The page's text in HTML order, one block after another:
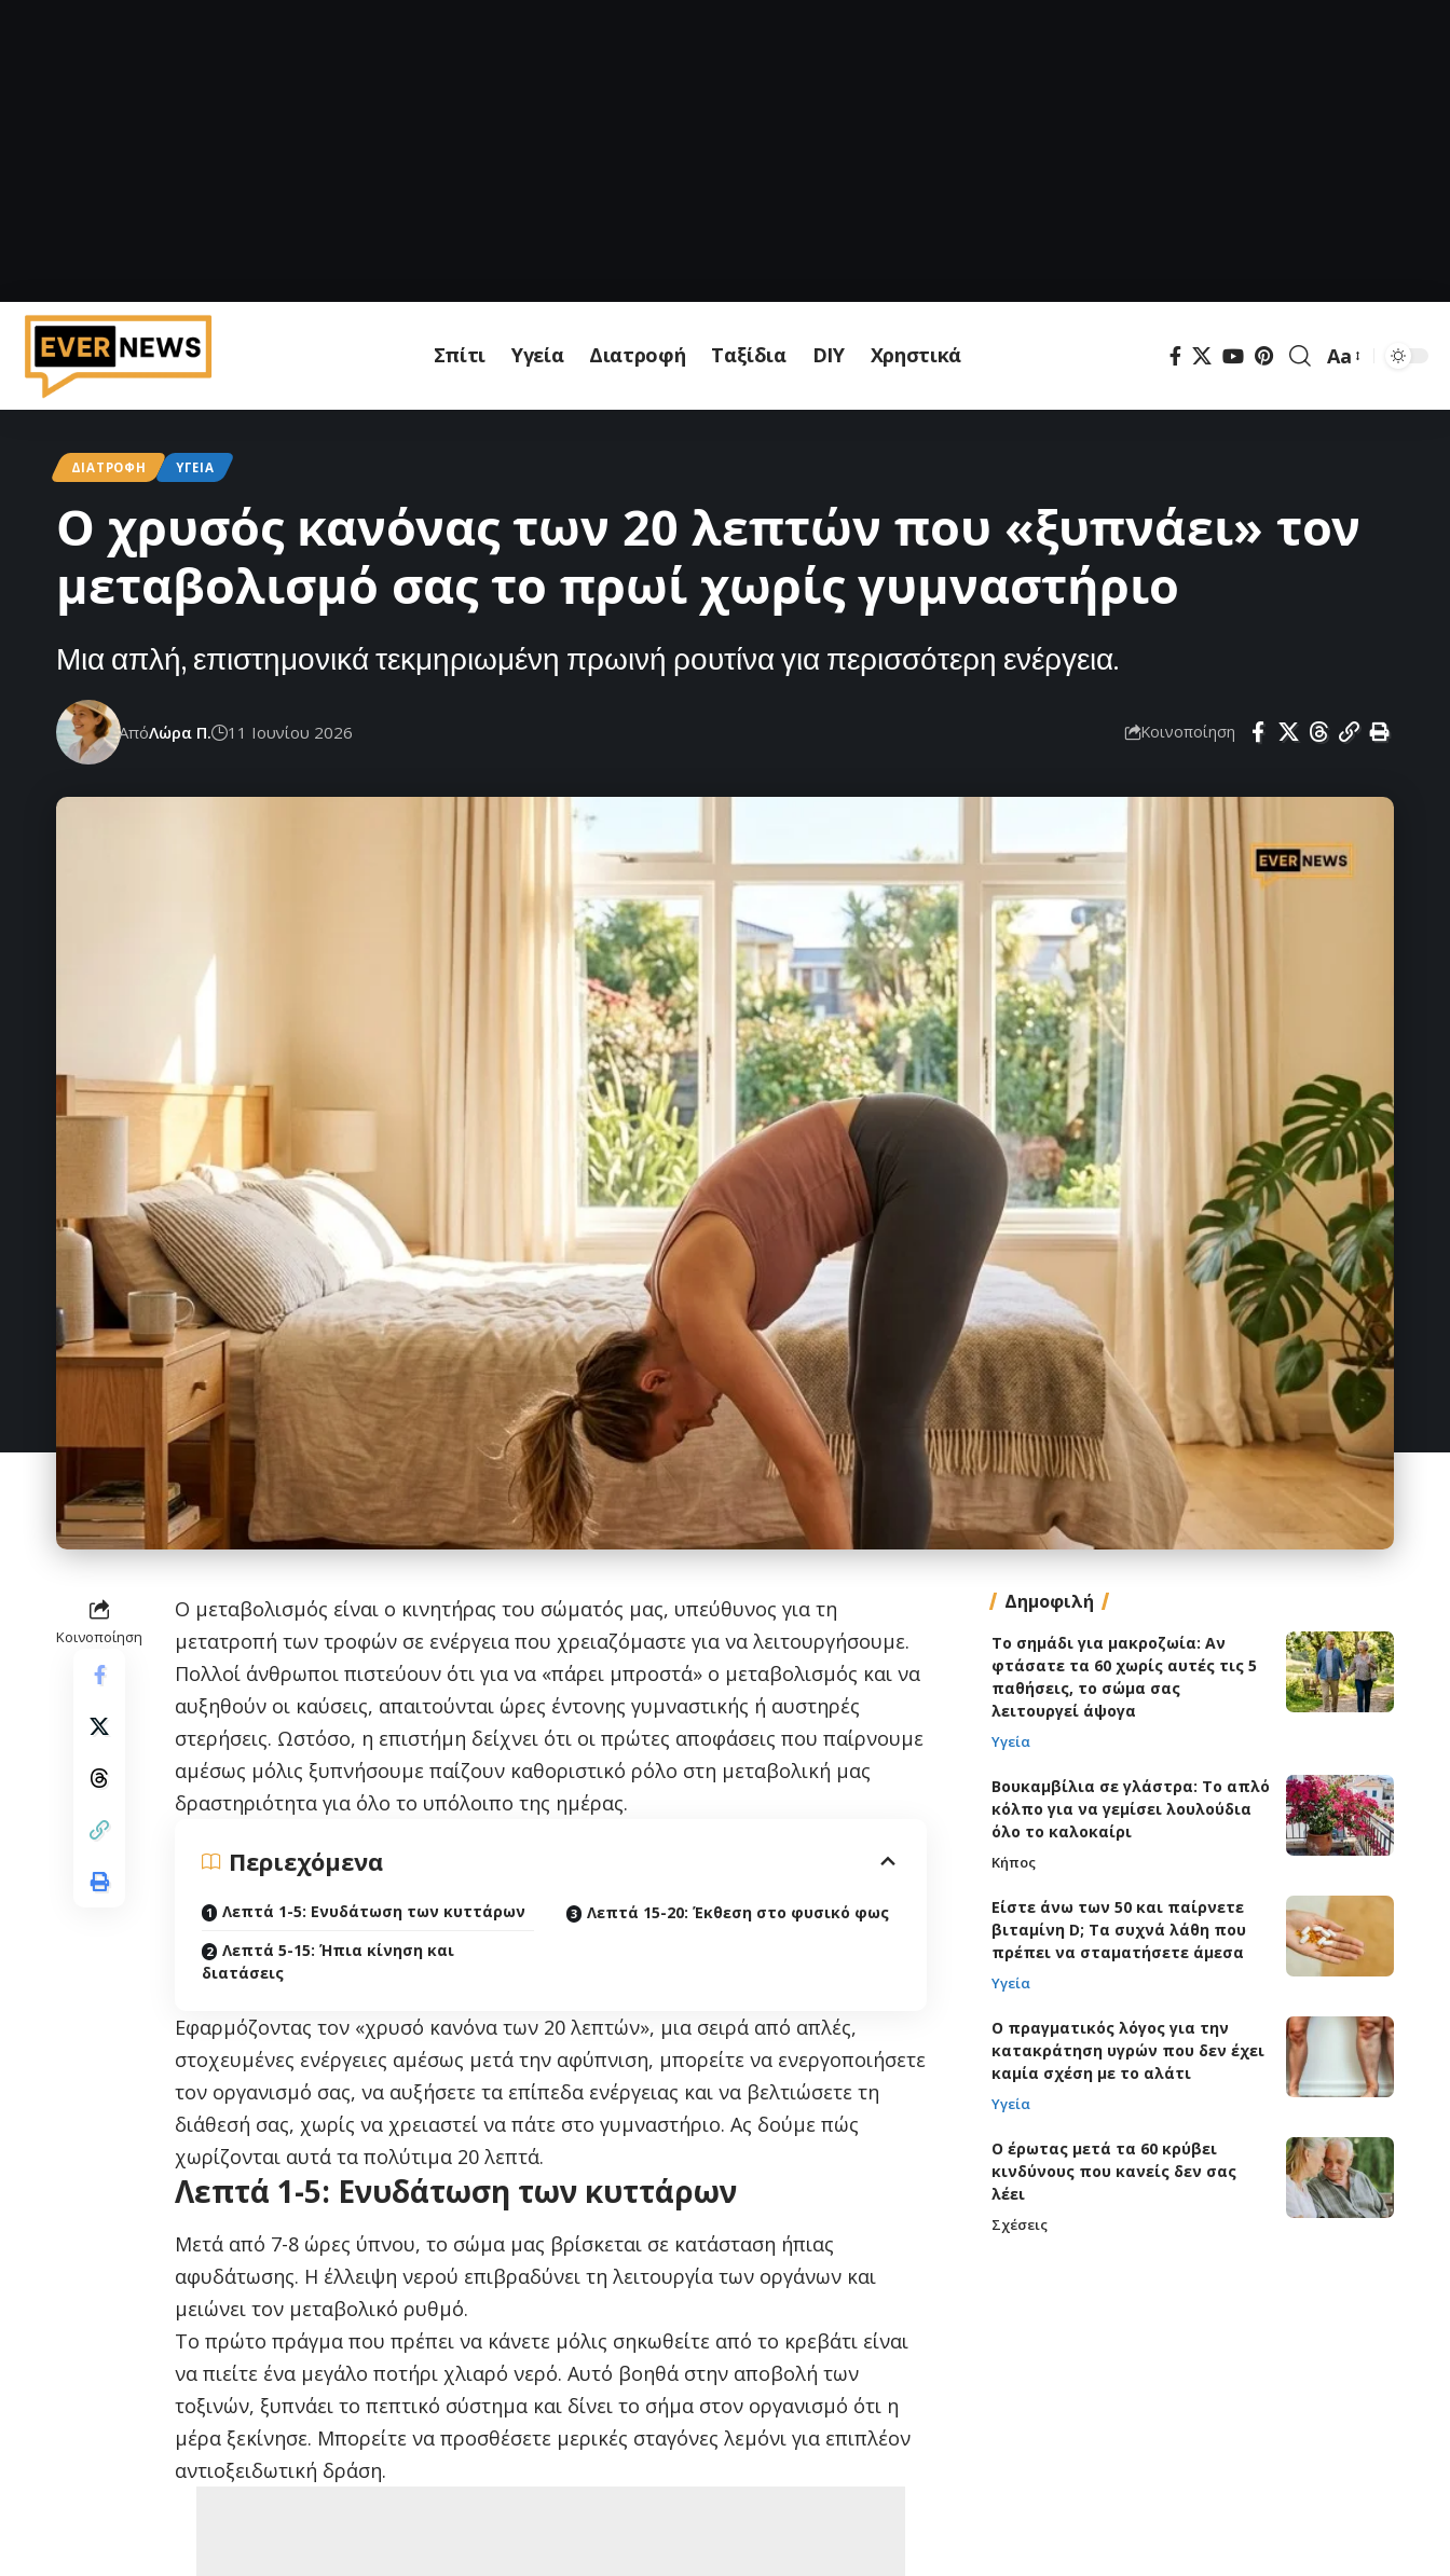
Σπίτι Υγεία Διατροφή Ταξίδια DIY Χρηστικά
Μεγέθυνση
Aa
ΔΙΑΤΡΟΦΉ ΥΓΕΊΑ
Ο χρυσός κανόνας των 20 λεπτών που «ξυπνάει» τον
μεταβολισμό σας το πρωί χωρίς γυμναστήριο
Μια απλή, επιστημονικά τεκμηριωμένη πρωινή ρουτίνα για περισσότερη ενέργεια.
ΑπόΛώρα Π. 11 Ιουνίου 2026 Κοινοποίηση
Κοινοποίηση
Ο μεταβολισμός είναι ο κινητήρας του σώματός μας, υπεύθυνος για τη
μετατροπή των τροφών σε ενέργεια που χρειαζόμαστε για να λειτουργήσουμε.
Πολλοί άνθρωποι πιστεύουν ότι για να «πάρει μπροστά» ο μεταβολισμός και να
αυξηθούν οι καύσεις, απαιτούνται ώρες έντονης γυμναστικής ή αυστηρές
στερήσεις. Ωστόσο, η επιστήμη δείχνει ότι οι πρώτες αποφάσεις που παίρνουμε
αμέσως μόλις ξυπνήσουμε παίζουν καθοριστικό ρόλο στη μεταβολική μας
δραστηριότητα για όλο το υπόλοιπο της ημέρας.
Περιεχόμενα
Λεπτά 1-5: Ενυδάτωση των κυττάρων
Λεπτά 5-15: Ήπια κίνηση και
διατάσεις
Λεπτά 15-20: Έκθεση στο φυσικό φως
Εφαρμόζοντας τον «χρυσό κανόνα των 20 λεπτών», μια σειρά από απλές,
στοχευμένες ενέργειες αμέσως μετά την αφύπνιση, μπορείτε να ενεργοποιήσετε
τον οργανισμό σας, να αυξήσετε τα επίπεδα ενέργειας και να βελτιώσετε τη
διάθεσή σας, χωρίς να χρειαστεί να πάτε στο γυμναστήριο. Ας δούμε πώς
χωρίζονται αυτά τα πολύτιμα 20 λεπτά.
Λεπτά 1-5: Ενυδάτωση των κυττάρων
Μετά από 7-8 ώρες ύπνου, το σώμα μας βρίσκεται σε κατάσταση ήπιας
αφυδάτωσης. Η έλλειψη νερού επιβραδύνει τη λειτουργία των οργάνων και
μειώνει τον μεταβολικό ρυθμό.
Το πρώτο πράγμα που πρέπει να κάνετε μόλις σηκωθείτε από το κρεβάτι είναι
να πιείτε ένα μεγάλο ποτήρι χλιαρό νερό. Αυτό βοηθά στην αποβολή των
τοξινών, ξυπνάει το πεπτικό σύστημα και δίνει το σήμα στον οργανισμό ότι η
μέρα ξεκίνησε. Μπορείτε να προσθέσετε μερικές σταγόνες λεμόνι για επιπλέον
αντιοξειδωτική δράση.
Δημοφιλή
Το σημάδι για μακροζωία: Αν
φτάσατε τα 60 χωρίς αυτές τις 5
παθήσεις, το σώμα σας
λειτουργεί άψογα
Υγεία
Βουκαμβίλια σε γλάστρα: Το απλό
κόλπο για να γεμίσει λουλούδια
όλο το καλοκαίρι
Κήπος
Είστε άνω των 50 και παίρνετε
βιταμίνη D; Τα συχνά λάθη που
πρέπει να σταματήσετε άμεσα
Υγεία
Ο πραγματικός λόγος για την
κατακράτηση υγρών που δεν έχει
καμία σχέση με το αλάτι
Υγεία
Ο έρωτας μετά τα 60 κρύβει
κινδύνους που κανείς δεν σας
λέει
Σχέσεις